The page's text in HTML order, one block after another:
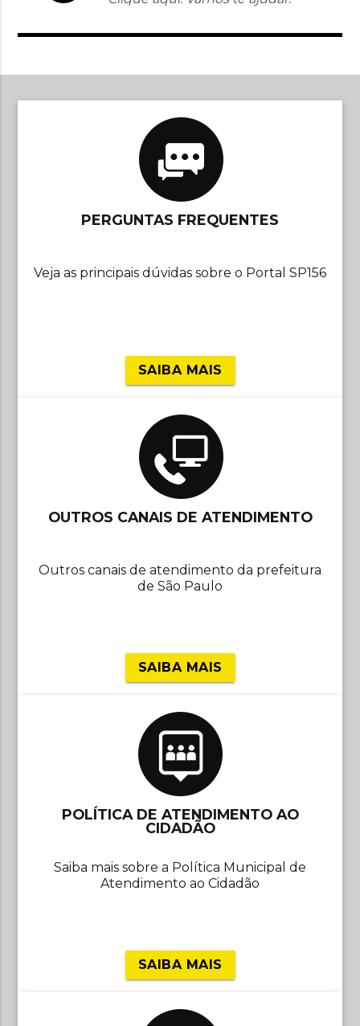
PERGUNTAS FREQUENTES
Veja as principais dúvidas sobre o Portal SP156
SAIBA MAIS
OUTROS CANAIS DE ATENDIMENTO
Outros canais de atendimento da prefeitura
de São Paulo
SAIBA MAIS
POLÍTICA DE ATENDIMENTO AO
CIDADÃO
Saiba mais sobre a Política Municipal de
Atendimento ao Cidadão
SAIBA MAIS